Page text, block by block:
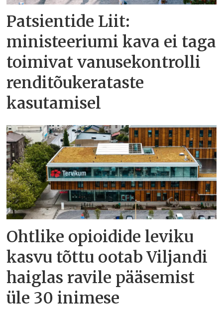
Patsientide Liit:
ministeeriumi kava ei taga
toimivat vanusekontrolli
renditõukerataste
kasutamisel
Ohtlike opioidide leviku
kasvu tõttu ootab Viljandi
haiglas ravile pääsemist
üle 30 inimese